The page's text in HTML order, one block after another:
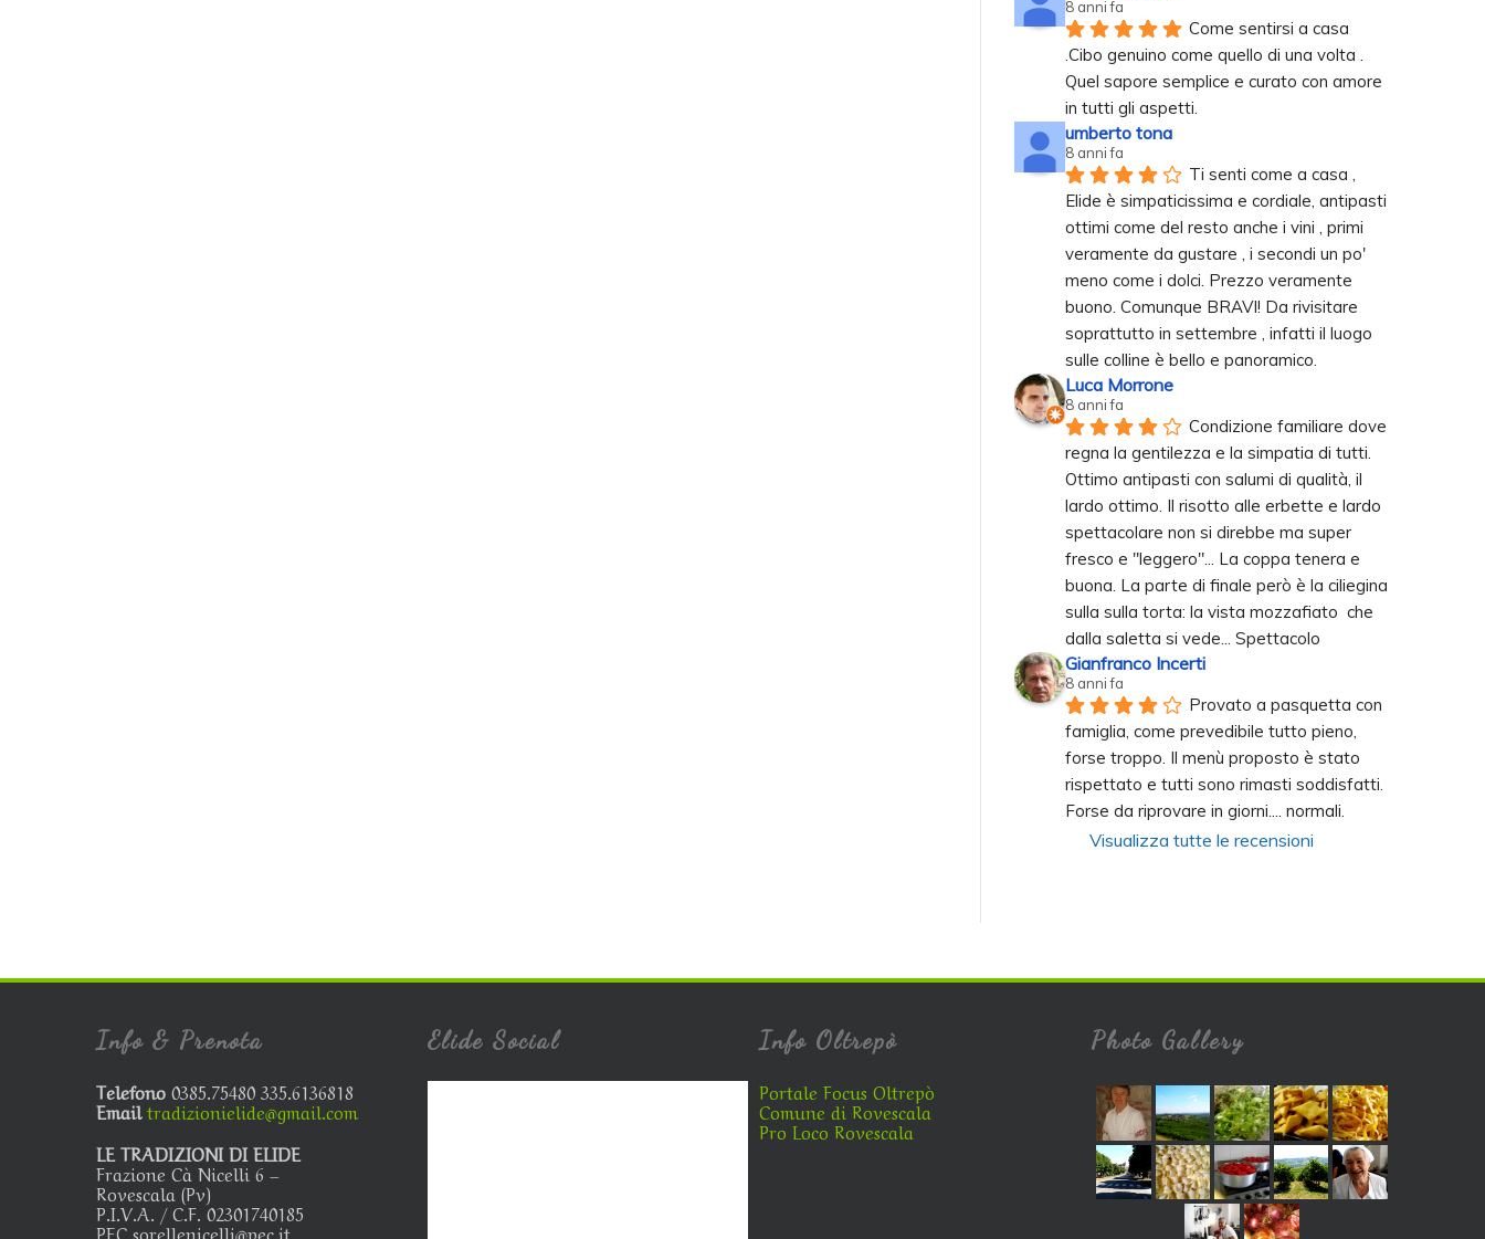
8 anni fa
Come sentirsi a casa
.Cibo genuino come quello di una volta .
Quel sapore semplice e curato con amore
in tutti gli aspetti.
umberto tona
8 anni fa
Ti senti come a casa ,
Elide è simpaticissima e cordiale, antipasti
ottimi come del resto anche i vini , primi
veramente da gustare , i secondi un po'
meno come i dolci. Prezzo veramente
buono. Comunque BRAVI! Da rivisitare
soprattutto in settembre , infatti il luogo
sulle colline è bello e panoramico.
Luca Morrone
8 anni fa
Condizione familiare dove
regna la gentilezza e la simpatia di tutti.
Ottimo antipasti con salumi di qualità, il
lardo ottimo. Il risotto alle erbette e lardo
spettacolare non si direbbe ma super
fresco e "leggero"... La coppa tenera e
buona. La parte di finale però è la ciliegina
sulla sulla torta: la vista mozzafiato  che
dalla saletta si vede... Spettacolo
Gianfranco Incerti
8 anni fa
Provato a pasquetta con
famiglia, come prevedibile tutto pieno,
forse troppo. Il menù proposto è stato
rispettato e tutti sono rimasti soddisfatti.
Forse da riprovare in giorni.... normali.
Visualizza tutte le recensioni
Info & Prenota
Telefono 0385.75480 335.6136818
Email tradizionielide@gmail.com
LE TRADIZIONI DI ELIDE
Frazione Cà Nicelli 6 –
Rovescala (Pv)
P.I.V.A. / C.F. 02301740185
PEC sorellenicelli@pec.it
Elide Social Info Oltrepò
Portale Focus Oltrepò
Comune di Rovescala
Pro Loco Rovescala
Photo Gallery